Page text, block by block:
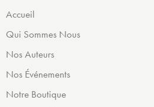
Accueil
Qui Sommes Nous
Nos Auteurs
Nos Événements
Notre Boutique